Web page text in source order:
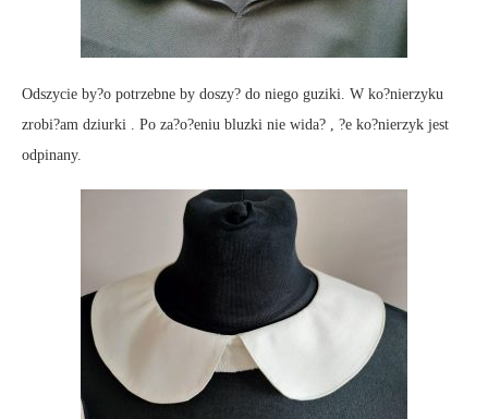
Odszycie by?o potrzebne by doszy? do niego guziki. W ko?nierzyku
zrobi?am dziurki . Po za?o?eniu bluzki nie wida? , ?e ko?nierzyk jest
odpinany.